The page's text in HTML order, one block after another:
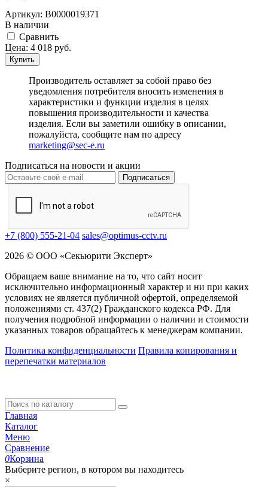
Артикул: В0000019371
В наличии
Cравнить
Цена: 4 018 руб.
Купить
Производитель оставляет за собой право без
уведомления потребителя вносить изменения в
характеристики и функции изделия в целях
повышения производительности и качества
изделия. Если вы заметили ошибку в описании,
пожалуйста, сообщите нам по адресу
marketing@sec-e.ru
Подписаться на новости и акции
Подписаться
+7 (800) 555-21-04 sales@optimus-cctv.ru
2026 © ООО «Секьюрити Эксперт»
Обращаем ваше внимание на то, что сайт носит
исключительно информационный характер и ни при каких
условиях не является публичной офертой, определяемой
положениями ст. 437(2) Гражданского кодекса РФ. Для
получения подробной информации о наличии и стоимости
указанных товаров обращайтесь к менеджерам компании.
Политика конфиденциальности Правила копирования и
перепечатки материалов
Главная
Каталог
Меню
Сравнение
0Корзина
Выберите регион, в котором вы находитесь
×